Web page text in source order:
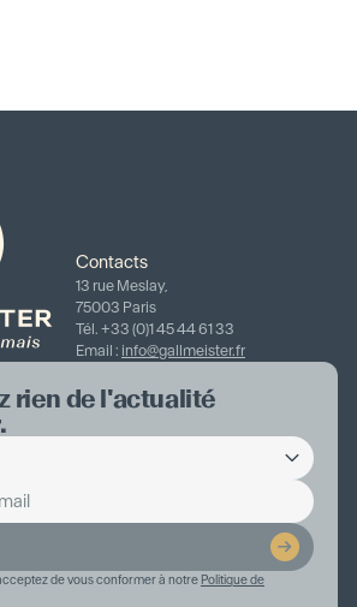
Contacts
13 rue Meslay,
75003 Paris
Tél. +33 (0)1 45 44 61 33
Email : info@gallmeister.fr
rien de l'actualité
de vous conformer à notre Politique de